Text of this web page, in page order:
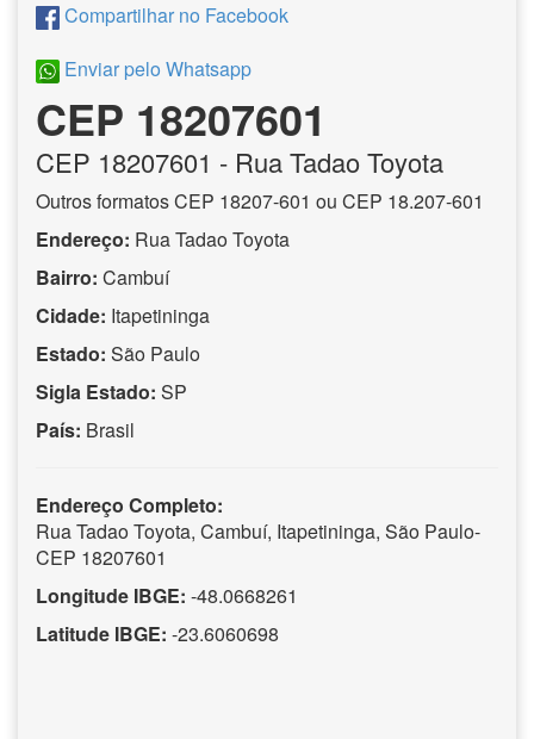
Compartilhar no Facebook
Enviar pelo Whatsapp
CEP 18207601
CEP 18207601 - Rua Tadao Toyota
Outros formatos CEP 18207-601 ou CEP 18.207-601
Endereço: Rua Tadao Toyota
Bairro: Cambuí
Cidade: Itapetininga
Estado: São Paulo
Sigla Estado: SP
País: Brasil
Endereço Completo:
Rua Tadao Toyota, Cambuí, Itapetininga, São Paulo-
CEP 18207601
Longitude IBGE: -48.0668261
Latitude IBGE: -23.6060698